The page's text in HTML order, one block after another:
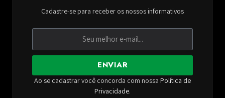
Cadastre-se para receber os nossos informativos
ENVIAR
Ao se cadastrar você concorda com nossa Política de
Privacidade.